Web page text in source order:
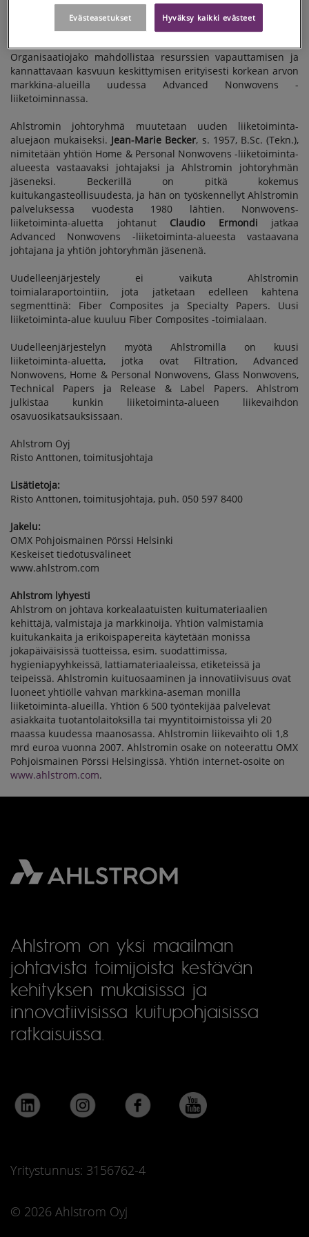
elintarviketeollisuus-, sairaala- ja teollisuuskuitukankaat.
Muutos tulee voimaan 1.7.2008 alkaen.
Organisaatiojako mahdollistaa resurssien vapauttamisen ja
kannattavaan kasvuun keskittymisen erityisesti korkean arvon
markkina-alueilla uudessa Advanced Nonwovens -
liiketoiminnassa.
Ahlstromin johtoryhmä muutetaan uuden liiketoiminta-
aluejaon mukaiseksi. Jean-Marie Becker, s. 1957, B.Sc. (Tekn.),
nimitetään yhtiön Home & Personal Nonwovens -liiketoiminta-
alueesta vastaavaksi johtajaksi ja Ahlstromin johtoryhmän
jäseneksi. Beckerillä on pitkä kokemus
kuitukangasteollisuudesta, ja hän on työskennellyt Ahlstromin
palveluksessa vuodesta 1980 lähtien. Nonwovens-
liiketoiminta-aluetta johtanut Claudio Ermondi jatkaa
Advanced Nonwovens -liiketoiminta-alueesta vastaavana
johtajana ja yhtiön johtoryhmän jäsenenä.
Uudelleenjärjestely ei vaikuta Ahlstromin
toimialaraportointiin, jota jatketaan edelleen kahtena
segmenttinä: Fiber Composites ja Specialty Papers. Uusi
liiketoiminta-alue kuuluu Fiber Composites -toimialaan.
Uudelleenjärjestelyn myötä Ahlstromilla on kuusi
liiketoiminta-aluetta, jotka ovat Filtration, Advanced
Nonwovens, Home & Personal Nonwovens, Glass Nonwovens,
Technical Papers ja Release & Label Papers. Ahlstrom
julkistaa kunkin liiketoiminta-alueen liikevaihdon
osavuosikatsauksissaan.
Ahlstrom Oyj
Risto Anttonen, toimitusjohtaja
Lisätietoja:
Risto Anttonen, toimitusjohtaja, puh. 050 597 8400
Jakelu:
OMX Pohjoismainen Pörssi Helsinki
Keskeiset tiedotusvälineet
www.ahlstrom.com
Ahlstrom lyhyesti
Ahlstrom on johtava korkealaatuisten kuitumateriaalien
kehittäjä, valmistaja ja markkinoija. Yhtiön valmistamia
kuitukankaita ja erikoispapereita käytetään monissa
jokapäiväisissä tuotteissa, esim. suodattimissa,
hygieniapyyhkeissä, lattiamateriaaleissa, etiketeissä ja
teipeissä. Ahlstromin kuituosaaminen ja innovatiivisuus ovat
luoneet yhtiölle vahvan markkina-aseman monilla
liiketoiminta-alueilla. Yhtiön 6 500 työntekijää palvelevat
asiakkaita tuotantolaitoksilla tai myyntitoimistoissa yli 20
maassa kuudessa maanosassa. Ahlstromin liikevaihto oli 1,8
mrd euroa vuonna 2007. Ahlstromin osake on noteerattu OMX
Pohjoismainen Pörssi Helsingissä. Yhtiön internet-osoite on
www.ahlstrom.com.
Ahlstrom on yksi maailman
johtavista toimijoista kestävän
kehityksen mukaisissa ja
innovatiivisissa kuitupohjaisissa
ratkaisuissa.
Yritystunnus: 3156762-4
© 2026 Ahlstrom Oyj
Hyväksy kaikki evästeet
Evästeasetukset